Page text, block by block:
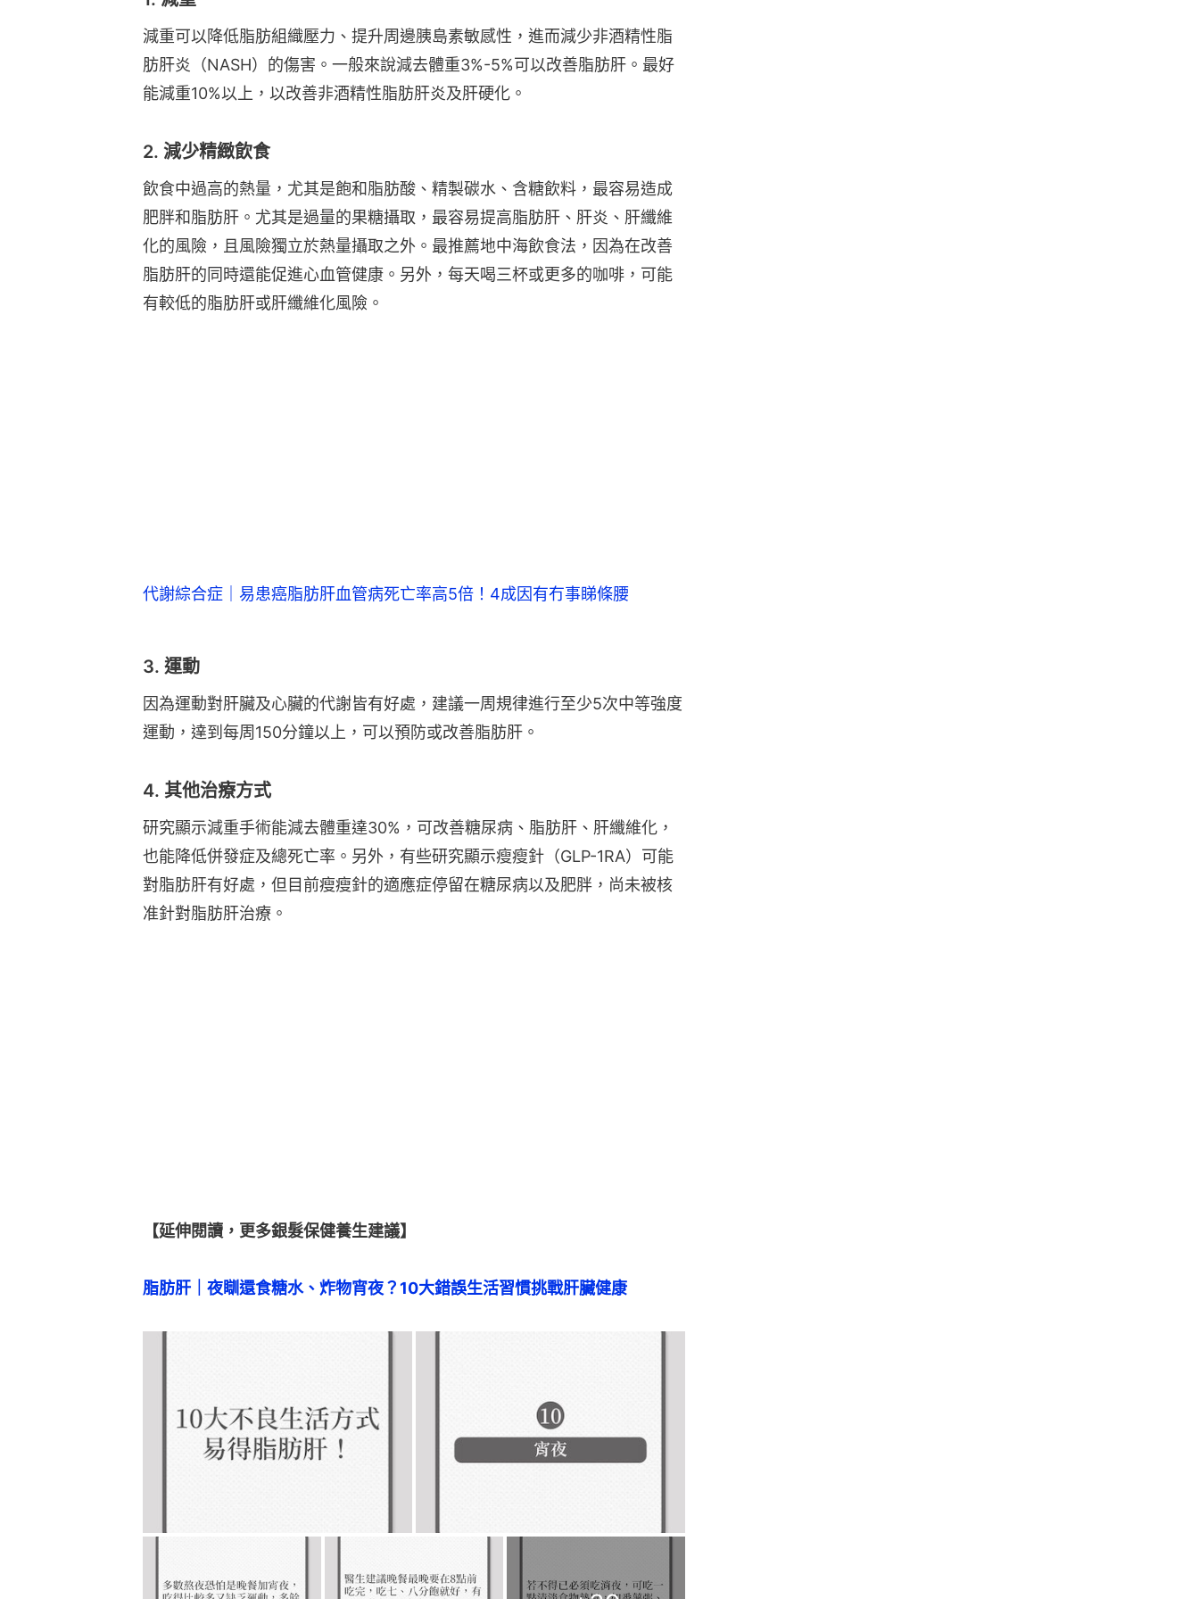
減重可以降低脂肪組織壓力、提升周邊胰島素敏感性，進而減少非酒精性脂
肪肝炎（NASH）的傷害。一般來說減去體重3%-5%可以改善脂肪肝。最好
能減重10%以上，以改善非酒精性脂肪肝炎及肝硬化。
2. 減少精緻飲食
飲食中過高的熱量，尤其是飽和脂肪酸、精製碳水、含糖飲料，最容易造成
肥胖和脂肪肝。尤其是過量的果糖攝取，最容易提高脂肪肝、肝炎、肝纖維
化的風險，且風險獨立於熱量攝取之外。最推薦地中海飲食法，因為在改善
脂肪肝的同時還能促進心血管健康。另外，每天喝三杯或更多的咖啡，可能
有較低的脂肪肝或肝纖維化風險。
代謝綜合症｜易患癌脂肪肝血管病死亡率高5倍！4成因有冇事睇條腰
3. 運動
因為運動對肝臟及心臟的代謝皆有好處，建議一周規律進行至少5次中等強度
運動，達到每周150分鐘以上，可以預防或改善脂肪肝。
4. 其他治療方式
研究顯示減重手術能減去體重達30%，可改善糖尿病、脂肪肝、肝纖維化，
也能降低併發症及總死亡率。另外，有些研究顯示瘦瘦針（GLP-1RA）可能
對脂肪肝有好處，但目前瘦瘦針的適應症停留在糖尿病以及肥胖，尚未被核
准針對脂肪肝治療。
【延伸閱讀，更多銀髮保健養生建議】
脂肪肝｜夜瞓還食糖水、炸物宵夜？10大錯誤生活習慣挑戰肝臟健康